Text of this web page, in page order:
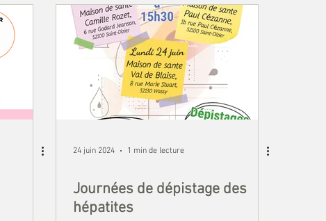
24 juin 2024 1 min de lecture
Journées de dépistage des
hépatites